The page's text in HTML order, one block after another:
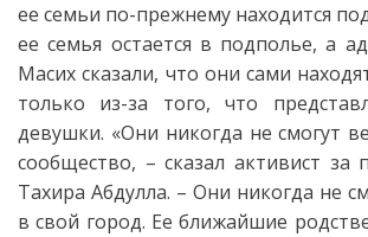
ее семьи по-прежнему находится
ее семья остается в подполье, а
Масих сказали, что они сами
только из-за того, что
девушки. «Они никогда не смогут
сообщество, – сказал активист за
Тахира Абдулла. – Они никогда не
в свой город. Ее ближайшие